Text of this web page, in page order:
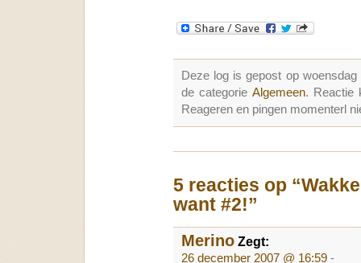
Deze log is gepost op
de categorie Algemeen. Reactie
Reageren en pingen momenterl
5 reacties op
want #2!”
Merino Zegt:
26 december 2007 @ 16:59 -